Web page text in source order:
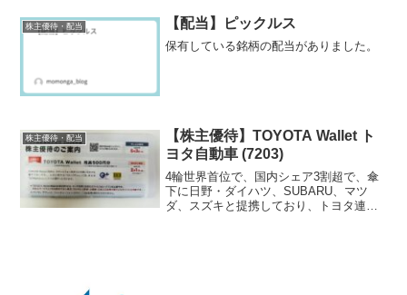
株主優待・配当 【配当】ピックルス
保有している銘柄の配当がありました。
株主優待・配当
【株主優待】TOYOTA Wallet ト
ヨタ自動車 (7203)
4輪世界首位で、国内シェア3割超で、傘
下に日野・ダイハツ、SUBARU、マツ
ダ、スズキと提携しており、トヨタ連合